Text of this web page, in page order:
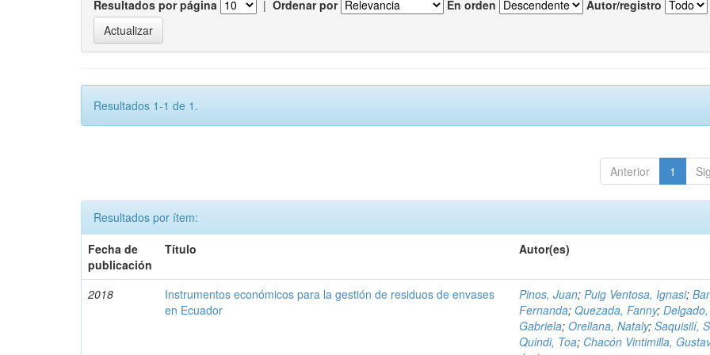
Resultados por página | Ordenar por En orden Autor/registro
Resultados 1-1 de 1.
Anterior 1
Resultados por ítem:
Fecha de
publicación
Título Autor(es)
2018
Instrumentos económicos para la gestión de residuos de envases
en Ecuador
Pinos, Juan;Puig Ventosa, Ignasi;
Fernanda;Quezada, Fanny;Delgado,
Gabriela;Orellana, Nataly;Saquisilí,
Quindi, Toa; Chacón Vintimilla,